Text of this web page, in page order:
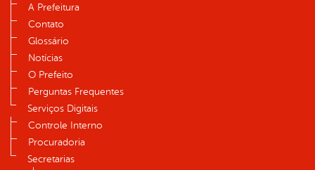
A Prefeitura
Contato
Glossário
Notícias
O Prefeito
Perguntas Frequentes
Serviços Digitais
Controle Interno
Procuradoria
Secretarias